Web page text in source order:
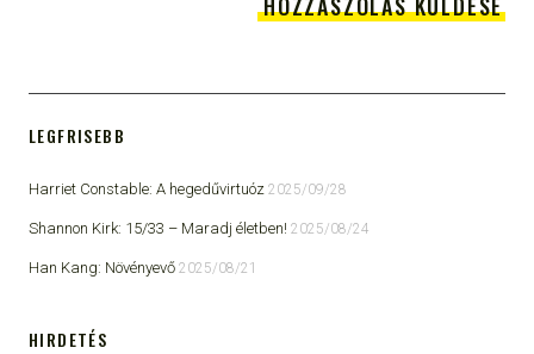
LEGFRISEBB
Harriet Constable: A hegedűvirtuóz 2025/09/28
Shannon Kirk: 15/33 ​– Maradj életben! 2025/08/24
Han Kang: Növényevő 2025/08/21
HIRDETÉS